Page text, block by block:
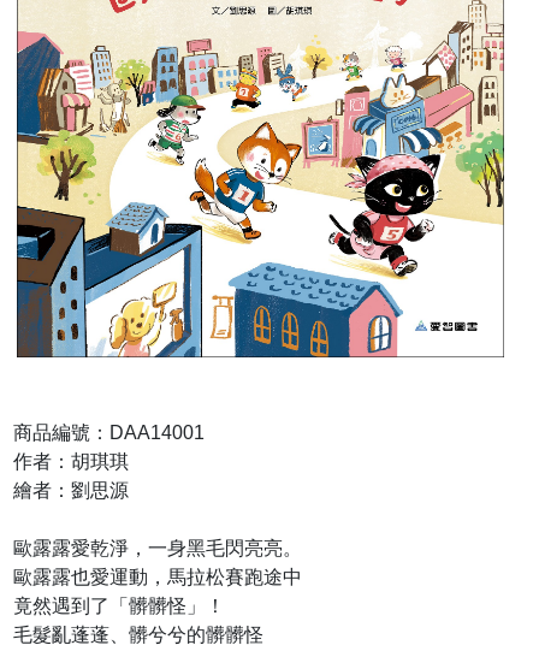
商品編號：DAA14001
作者：胡琪琪
繪者：劉思源
歐露露愛乾淨，一身黑毛閃亮亮。
歐露露也愛運動，馬拉松賽跑途中
竟然遇到了「髒髒怪」！
毛髮亂蓬蓬、髒兮兮的髒髒怪